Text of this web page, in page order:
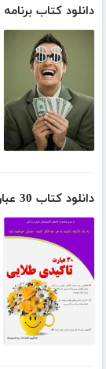
دانلود کتاب برنامه 30 روزه برای پولدار شدن
دانلود کتاب 30 عبارت تاکیدی طلایی